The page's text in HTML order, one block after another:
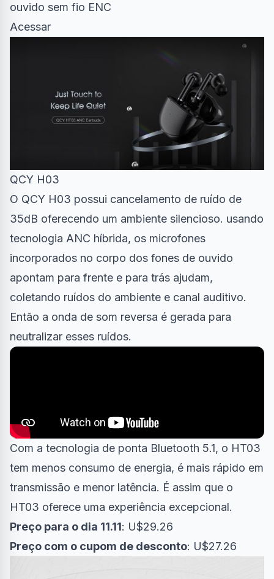
ouvido sem fio ENC
Acessar
QCY H03
O QCY H03 possui cancelamento de ruído de
35dB oferecendo um ambiente silencioso. usando
tecnologia ANC híbrida, os microfones
incorporados no corpo dos fones de ouvido
apontam para frente e para trás ajudam,
coletando ruídos do ambiente e canal auditivo.
Então a onda de som reversa é gerada para
neutralizar esses ruídos.
Com a tecnologia de ponta Bluetooth 5.1, o HT03
tem menos consumo de energia, é mais rápido em
transmissão e menor latência. É assim que o
HT03 oferece uma experiência excepcional.
Preço para o dia 11.11: U$29.26
Preço com o cupom de desconto: U$27.26